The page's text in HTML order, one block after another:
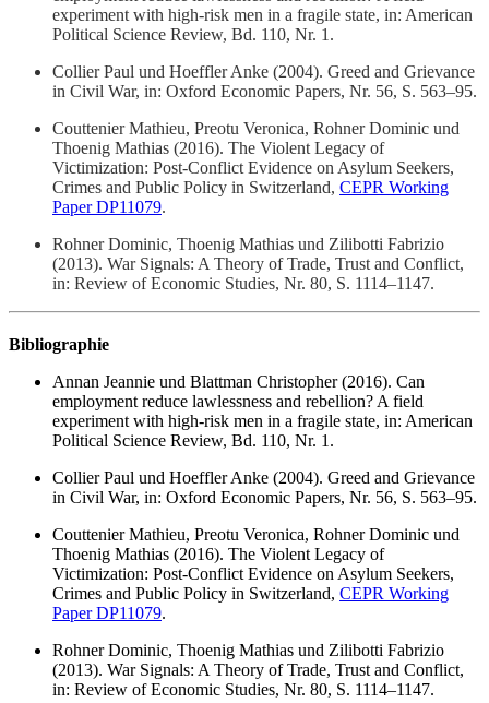
experiment with high-risk men in a fragile state, in: American
Political Science Review, Bd. 110, Nr. 1.
Collier Paul und Hoeffler Anke (2004). Greed and Grievance
in Civil War, in: Oxford Economic Papers, Nr. 56, S. 563–95.
Couttenier Mathieu, Preotu Veronica, Rohner Dominic und
Thoenig Mathias (2016). The Violent Legacy of
Victimization: Post-Conflict Evidence on Asylum Seekers,
Crimes and Public Policy in Switzerland, CEPR Working
Paper DP11079.
Rohner Dominic, Thoenig Mathias und Zilibotti Fabrizio
(2013). War Signals: A Theory of Trade, Trust and Conflict,
in: Review of Economic Studies, Nr. 80, S. 1114–1147.
Bibliographie
Annan Jeannie und Blattman Christopher (2016). Can
employment reduce lawlessness and rebellion? A field
experiment with high-risk men in a fragile state, in: American
Political Science Review, Bd. 110, Nr. 1.
Collier Paul und Hoeffler Anke (2004). Greed and Grievance
in Civil War, in: Oxford Economic Papers, Nr. 56, S. 563–95.
Couttenier Mathieu, Preotu Veronica, Rohner Dominic und
Thoenig Mathias (2016). The Violent Legacy of
Victimization: Post-Conflict Evidence on Asylum Seekers,
Crimes and Public Policy in Switzerland, CEPR Working
Paper DP11079.
Rohner Dominic, Thoenig Mathias und Zilibotti Fabrizio
(2013). War Signals: A Theory of Trade, Trust and Conflict,
in: Review of Economic Studies, Nr. 80, S. 1114–1147.